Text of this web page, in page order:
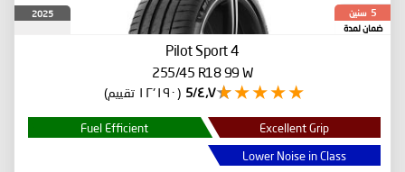
5 سنين
ضمان لمدة
2025
Pilot Sport 4
255/45 R18 99 W
٤٫٧/5 (١٢٬١٩٠ تقييم)
Excellent Grip
Fuel Efficient
Lower Noise in Class